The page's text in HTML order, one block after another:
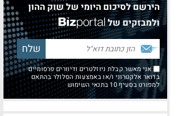
הירשם לסיכום היומי של שוק ההון
ולמבזקים של
אני מאשר קבלת ניוזלטרים ודיוורים פרסומיים
בדואר אלקטרוני ו/או באמצעות הסלולר בהתאם
למפורט בסעיף 10 בתנאי השימוש